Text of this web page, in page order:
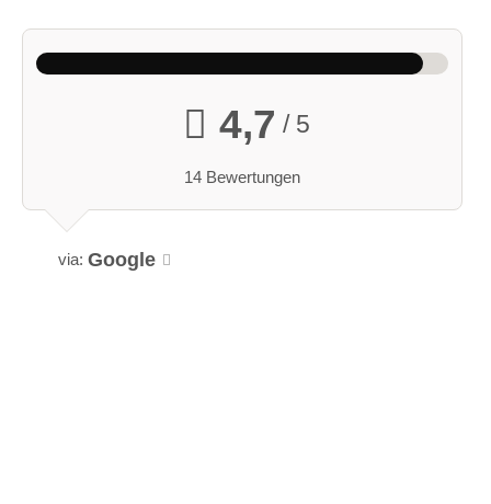
4,7 / 5
14 Bewertungen
via: Google